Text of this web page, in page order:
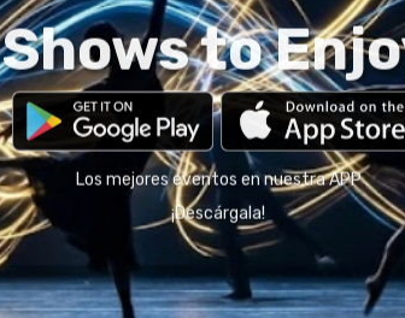
Shows to
Los mejores eventos en nuestra APP
¡Descárgala!